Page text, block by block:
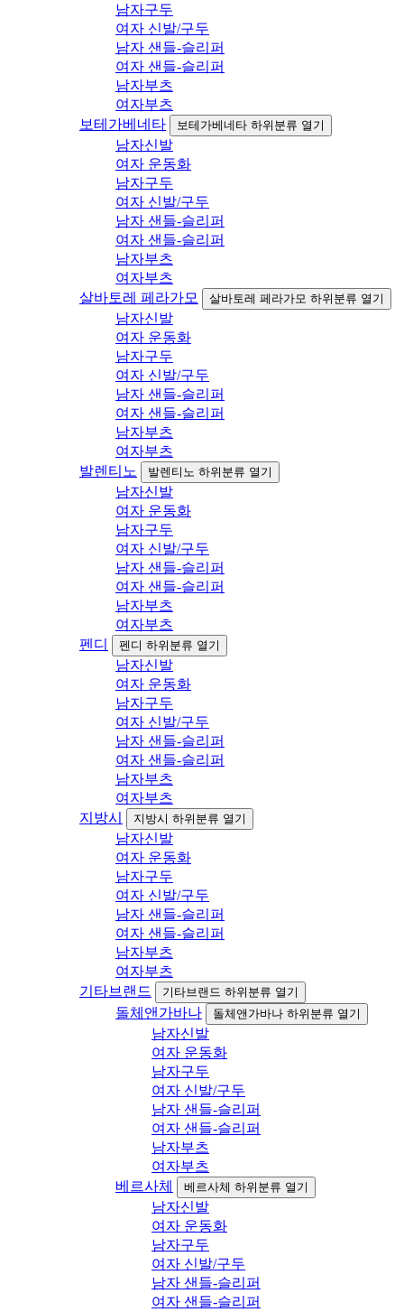
남자구두
여자 신발/구두
남자 샌들-슬리퍼
여자 샌들-슬리퍼
남자부츠
여자부츠
보테가베네타
보테가베네타 하위분류 열기
남자신발
여자 운동화
남자구두
여자 신발/구두
남자 샌들-슬리퍼
여자 샌들-슬리퍼
남자부츠
여자부츠
살바토레 페라가모
살바토레 페라가모 하위분류 열기
남자신발
여자 운동화
남자구두
여자 신발/구두
남자 샌들-슬리퍼
여자 샌들-슬리퍼
남자부츠
여자부츠
발렌티노
발렌티노 하위분류 열기
남자신발
여자 운동화
남자구두
여자 신발/구두
남자 샌들-슬리퍼
여자 샌들-슬리퍼
남자부츠
여자부츠
펜디
펜디 하위분류 열기
남자신발
여자 운동화
남자구두
여자 신발/구두
남자 샌들-슬리퍼
여자 샌들-슬리퍼
남자부츠
여자부츠
지방시
지방시 하위분류 열기
남자신발
여자 운동화
남자구두
여자 신발/구두
남자 샌들-슬리퍼
여자 샌들-슬리퍼
남자부츠
여자부츠
기타브랜드
기타브랜드 하위분류 열기
돌체앤가바나 돌체앤가바나 하위분류 열기
남자신발
여자 운동화
남자구두
여자 신발/구두
남자 샌들-슬리퍼
여자 샌들-슬리퍼
남자부츠
여자부츠
베르사체
베르사체 하위분류 열기
남자신발
여자 운동화
남자구두
여자 신발/구두
남자 샌들-슬리퍼
여자 샌들-슬리퍼